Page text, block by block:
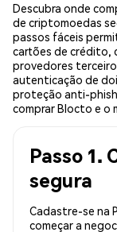
Descubra onde
de criptomoedas
passos fáceis
cartões de crédito,
provedores
autenticação de
proteção anti-
comprar Blocto e o
Passo 1.
segura
Cadastre-se na
começar a